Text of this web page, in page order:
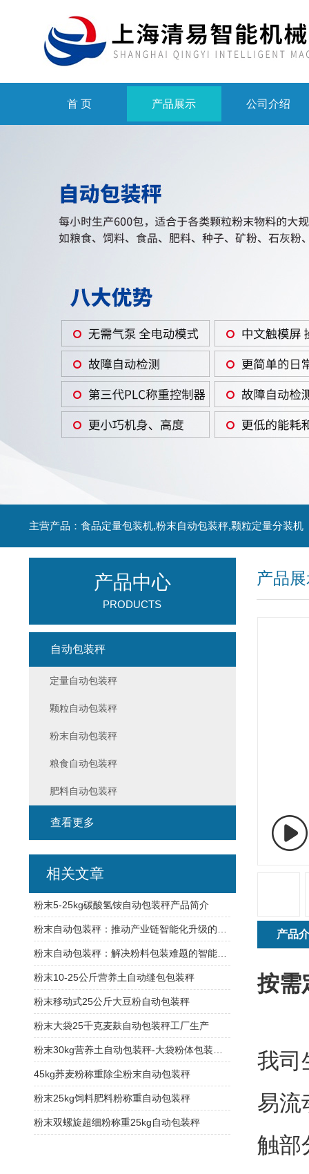
首 页 产品展示 公司介绍
主营产品：食品定量包装机,粉末自动包装秤,颗粒定量分装机
产品
产品
按需
我司
易流
触部
产品中心
PRODUCTS
自动包装秤
定量自动包装秤
颗粒自动包装秤
粉末自动包装秤
粮食自动包装秤
肥料自动包装秤
查看更多
相关文章
粉末5-25kg碳酸氢铵自动包装秤产品简介
粉末10-25公斤营养土自动缝包包装秤
粉末移动式25公斤大豆粉自动包装秤
粉末大袋25千克麦麸自动包装秤工厂生产
45kg荞麦粉称重除尘粉末自动包装秤
粉末25kg饲料肥料粉称重自动包装秤
粉末双螺旋超细粉称重25kg自动包装秤